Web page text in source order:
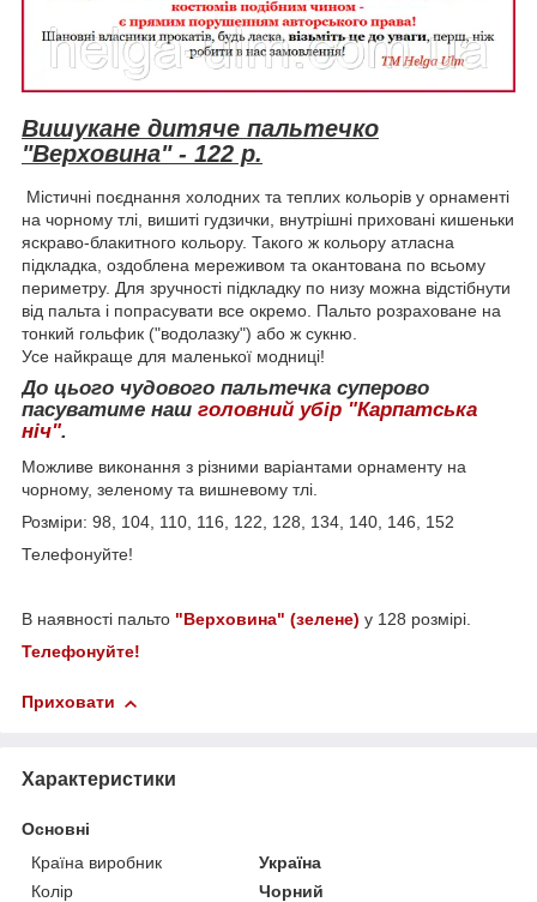
Вишукане дитяче пальтечко
"Верховина" - 122 р.
Містичні поєднання холодних та теплих кольорів у орнаменті
на чорному тлі, вишиті гудзички, внутрішні приховані кишеньки
яскраво-блакитного кольору. Такого ж кольору атласна
підкладка, оздоблена мереживом та окантована по всьому
периметру. Для зручності підкладку по низу можна відстібнути
від пальта і попрасувати все окремо. Пальто розраховане на
тонкий гольфик ("водолазку") або ж сукню.
Усе найкраще для маленької модниці!
До цього чудового пальтечка суперово
пасуватиме наш головний убір "Карпатська
ніч".
Можливе виконання з різними варіантами орнаменту на
чорному, зеленому та вишневому тлі.
Розміри: 98, 104, 110, 116, 122, 128, 134, 140, 146, 152
Телефонуйте!
В наявності пальто "Верховина" (зелене) у 128 розмірі.
Телефонуйте!
Приховати
Характеристики
Основні
Країна виробник
Україна
Колір
Чорний